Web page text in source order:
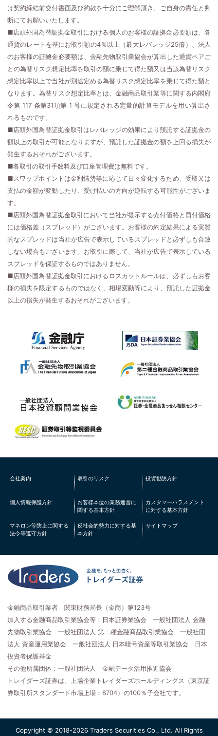
は契約締結前交付書面及び約款を十分にご理解頂き、ご自身の責任と判
断にてお願いいたします。
■店頭外国為替証拠金取引における個人のお客様の証拠金必要額は、各
通貨のレートを基にお取引額の4％以上（最大レバレッジ25倍）、法人
のお客様の証拠金必要額は、金融先物取引業協会が算出した通貨ペアご
との為替リスク想定比率を取引の額に乗じて得た額又は当該為替リスク
想定比率以上で当社が別途定める為替リスク想定比率を乗じて得た額と
なります。為替リスク想定比率とは、金融商品取引業等に関する内閣府
令第 117 条第31項第 1 号に規定される定量的計算モデルを用い算出さ
れるものです。
■店頭外国為替証拠金取引はレバレッジの効果により預託する証拠金の
額以上の取引が可能となりますが、預託した証拠金の額を上回る損失が
発生するおそれがございます。
■各取引の取引手数料及び口座管理費は無料です。
■スワップポイントは金利情勢等に応じて日々変化するため、受取又は
支払の金額が変動したり、受け払いの方向が逆転する可能性がございま
す。
■店頭外国為替証拠金取引において当社が提示する売付価格と買付価格
には価格差（スプレッド）がございます。お客様の約定結果による実質
的なスプレッドは当社が広告で表示しているスプレッドと必ずしも合致
しない場合もございます。お取引に際して、当社が広告で表示している
スプレッドを保証するものではありません。
■店頭外国為替証拠金取引におけるロスカットルールは、必ずしもお客
様の損失を限定するものではなく、相場変動等により、預託した証拠金
以上の損失が発生するおそれがございます。
会社案内 取引のリスク 投資勧誘方針
個人情報保護方針
お客様本位の業務運営に
関する基本方針
カスタマーハラスメント
に対する基本方針
マネロン等防止に関する
法令等遵守方針
反社会的勢力に対する基
本方針
サイトマップ
金融商品取引業者 関東財務局長（金商）第123号
加入する金融商品取引業協会等：日本証券業協会 一般社団法人 金融
先物取引業協会 一般社団法人 第二種金融商品取引業協会 一般社団
法人 資産運用業協会 一般社団法人 日本暗号資産等取引業協会 日本
投資者保護基金
その他所属団体：一般社団法人 金融データ活用推進協会
トレイダーズ証券は、上場企業トレイダーズホールディングス（東京証
券取引所スタンダード市場上場：8704）の100％子会社です。
Copyright © 2018-2026 Traders Securities Co., Ltd. All Rights